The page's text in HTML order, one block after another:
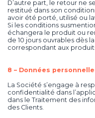
D’autre part, le retour ne
restitué dans son
avoir été porté, utilisé ou
Si les conditions
échangera le produit ou
de 10 jours ouvrables dès
correspondant aux
8 – Données
La Société s’engage à
confidentialité dans
dans le Traitement des
des Clients.